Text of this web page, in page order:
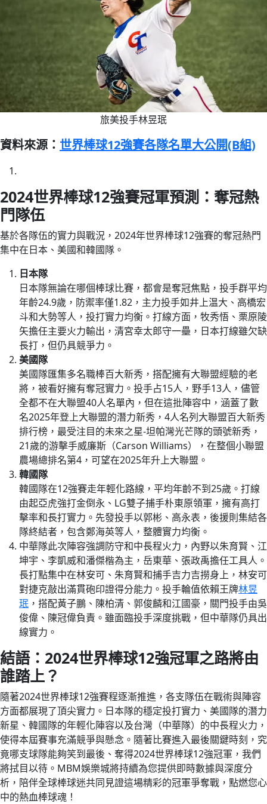
旅美投手林昱珉
資料來源： 世界棒球12強賽各隊名單大公開(B組)
2024世界棒球12強賽冠軍預測：奪冠熱
門隊伍
基於各隊伍的實力與戰況，2024年世界棒球12強賽的奪冠熱門
集中在日本、美國和韓國隊。
日本隊
日本隊無論在哪個棒球比賽，都會是奪冠焦點，投手群平均
年齡24.9歲，防禦率僅1.82，主力投手如井上温大、高橋宏
斗和大勢等人，投打實力均衡。打線方面，牧秀悟、栗原陵
矢擔任主要火力輸出，清宮幸太郎守一壘，日本打線雖欠缺
長打，但仍具競爭力。
美國隊
美國隊匯集多名職棒百大新秀，搭配擁有大聯盟經驗的老
將，被看好擁有奪冠實力。投手占15人，野手13人，儘管
全都不在大聯盟40人名單內，但在這批陣容中，涵蓋了數
名2025年登上大聯盟的潛力新秀，4人名列大聯盟百大新秀
排行榜，最受注目的未來之星-坦帕灣光芒隊的頭號新秀，
21歲的游擊手威廉斯（Carson Williams），在整個小聯盟
農場總排名第4，可望在2025年升上大聯盟。
韓國隊
韓國隊在12強賽走年輕化路線，平均年齡不到25歲。打線
由起亞虎強打金倒永、LG雙子捕手朴東原領軍，擁有高打
擊率和長打實力。先發投手以郭彬、高永表，後援則集結各
隊終結者，包含鄭海英等人，整體實力均衡。
中華隊此次陣容強調防守和中長程火力，內野以朱育賢、江
坤宇、李凱威和潘傑楷為主，岳東華、張政禹擔任工具人。
長打點集中在林安可、朱育賢和捕手吉力吉撈身上，林安可
對捷克敲出滿貫砲印證得分能力。投手輪值依賴王牌林昱
珉 ，搭配黃子鵬、陳柏清、郭俊麟和江國豪，關門投手由吳
俊偉、陳冠偉負責。雖面臨投手深度挑戰，但中華隊仍具出
線實力。
結語：2024世界棒球12強冠軍之路將由
誰踏上？
隨著2024世界棒球12強賽程逐漸推進，各支隊伍在戰術與陣容
方面都展現了頂尖實力。日本隊的穩定投打實力、美國隊的潛力
新星、韓國隊的年輕化陣容以及台灣（中華隊）的中長程火力，
使得本屆賽事充滿競爭與懸念。隨著比賽進入最後關鍵時刻，究
竟哪支球隊能夠笑到最後、奪得2024世界棒球12強冠軍，我們
將拭目以待。MBM娛樂城將持續為您提供即時數據與深度分
析，陪伴全球棒球迷共同見證這場精彩的冠軍爭奪戰，點燃您心
中的熱血棒球魂！